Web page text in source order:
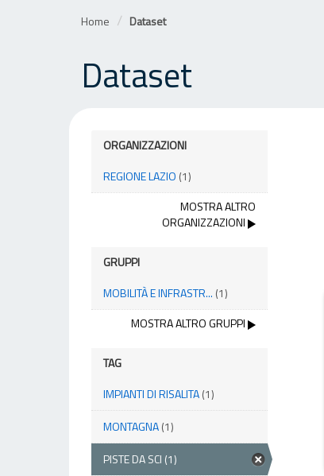
Home Dataset
Dataset
ORGANIZZAZIONI
REGIONE LAZIO (1)
MOSTRA ALTRO
ORGANIZZAZIONI
GRUPPI
MOBILITÀ E INFRASTR... (1)
MOSTRA ALTRO GRUPPI
TAG
IMPIANTI DI RISALITA(1)
MONTAGNA(1)
PISTE DA SCI (1)